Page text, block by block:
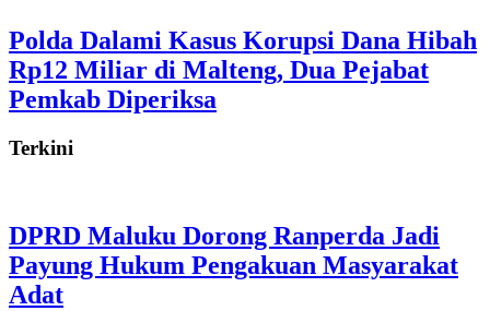
Polda Dalami Kasus Korupsi Dana Hibah
Rp12 Miliar di Malteng, Dua Pejabat
Pemkab Diperiksa
Terkini
DPRD Maluku Dorong Ranperda Jadi
Payung Hukum Pengakuan Masyarakat
Adat